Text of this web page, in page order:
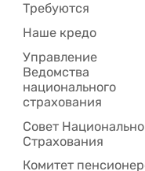
Требуются
Наше кредо
Управление
Ведомства
национального
страхования
Совет
Cтрахования
Комитет